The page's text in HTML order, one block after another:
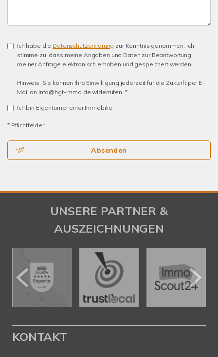
Ich habe die Datenschutzerklärung zur Kenntnis genommen. Ich
stimme zu, dass meine Angaben und Daten zur Beantwortung
meiner Anfrage elektronisch erhoben und gespeichert werden.
Hinweis: Sie können Ihre Einwilligung jederzeit für die Zukunft per E-
Mail an info@hgt-immo.de widerrufen. *
Ich bin Eigentümer einer Immobilie.
* Pflichtfelder
Absenden
UNSERE PARTNER &
AUSZEICHNUNGEN
KONTAKT